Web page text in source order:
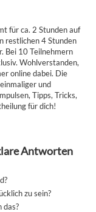
für ca. 2 Stunden auf
restlichen 4 Stunden
Bei 10 Teilnehmern
Wohlverstanden,
online dabei. Die
und
Tipps, Tricks,
für dich!
Antworten
zu sein?
das?